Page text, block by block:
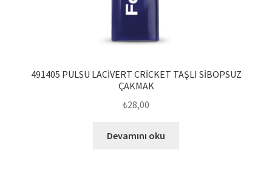
491405 PULSU LACİVERT CRİCKET TAŞLI SİBOPSUZ
ÇAKMAK
₺28,00
Devamını oku